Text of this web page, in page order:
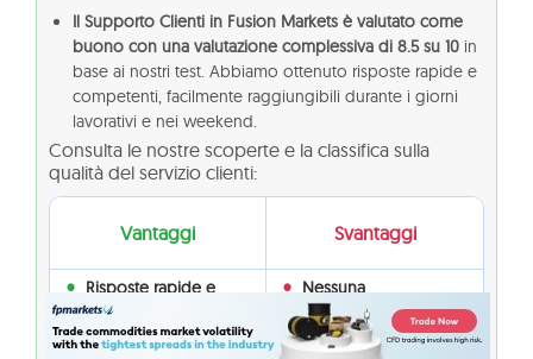
Il Supporto Clienti in Fusion Markets è valutato come
buono con una valutazione complessiva di 8.5 su 10 in
base ai nostri test. Abbiamo ottenuto risposte rapide e
competenti, facilmente raggiungibili durante i giorni
lavorativi e nei weekend.
Consulta le nostre scoperte e la classifica sulla
qualità del servizio clienti:
Vantaggi Svantaggi
Risposte rapide e
risposte pertinenti
Nessuna
Supporto clienti